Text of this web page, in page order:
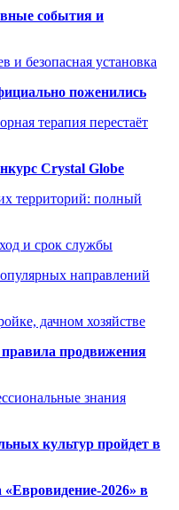
события и
и безопасная установка
поженились
терапия перестаёт
Crystal Globe
территорий: полный
и срок службы
направлений
дачном хозяйстве
продвижения
знания
культур пройдет в
2026» в